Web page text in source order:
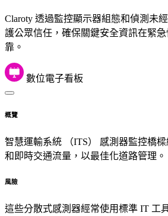
Claroty 透過監控顯示器組態和偵測未
護公眾信任，確保關鍵安全資訊在緊
靠。
數位電子看板
概覽
智慧運輸系統 （ITS） 感測器監控橋
和即時交通流量，以最佳化道路管理。
風險
這些分散式感測器經常使用標準 IT 工